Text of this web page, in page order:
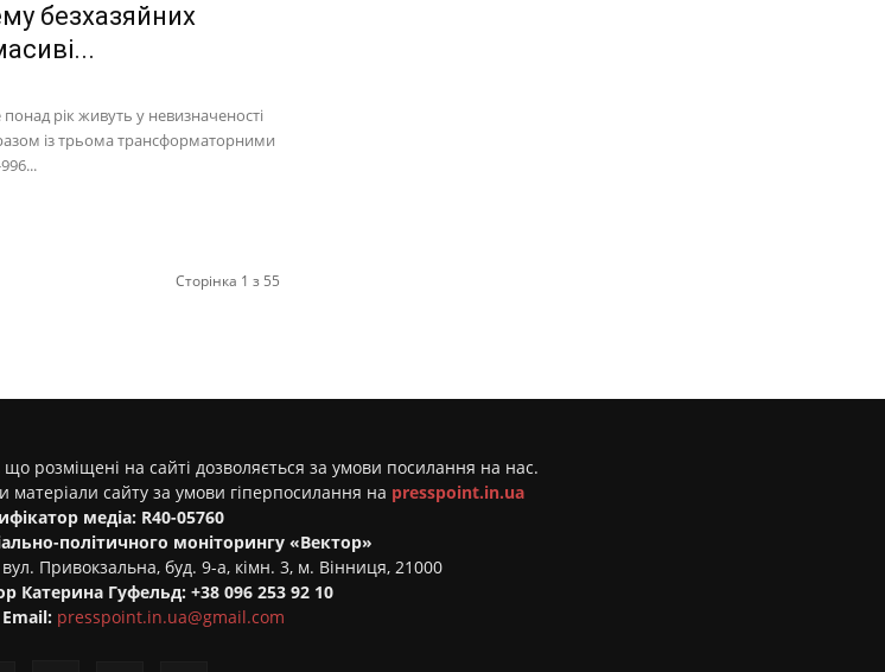
безхазяйних
рік живуть у невизначеності
із трьома трансформаторними
Сторінка 1 з 55
розміщені на сайті дозволяється за умови посилання на нас.
матеріали сайту за умови гіперпосилання на presspoint.in.ua
медіа: R40-05760
політичного моніторингу «Вектор»
Привокзальна, буд. 9-а, кімн. 3, м. Вінниця, 21000
Катерина Гуфельд: +38 096 253 92 10
presspoint.in.ua@gmail.com